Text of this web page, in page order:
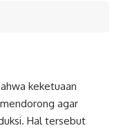
keketuaan
agar
Hal tersebut